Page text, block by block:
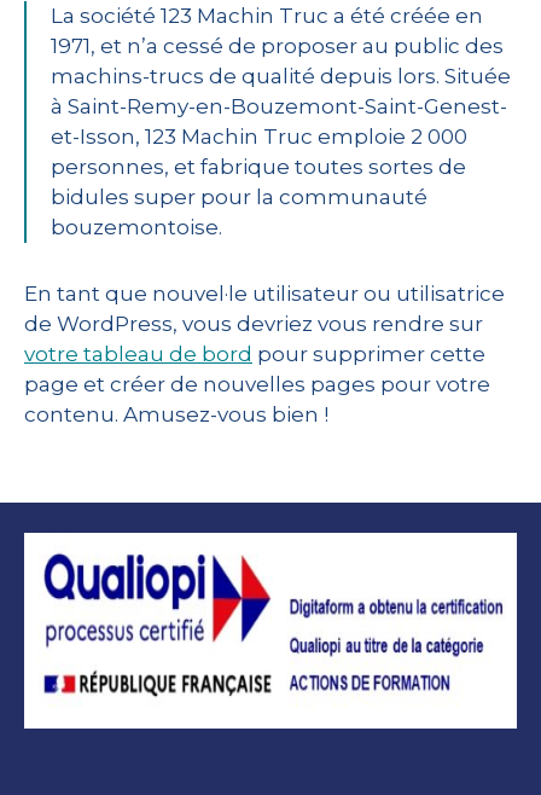
La société 123 Machin Truc a été créée en
1971, et n’a cessé de proposer au public des
machins-trucs de qualité depuis lors. Située
à Saint-Remy-en-Bouzemont-Saint-Genest-
et-Isson, 123 Machin Truc emploie 2 000
personnes, et fabrique toutes sortes de
bidules super pour la communauté
bouzemontoise.
En tant que nouvel·le utilisateur ou utilisatrice
de WordPress, vous devriez vous rendre sur
votre tableau de bord pour supprimer cette
page et créer de nouvelles pages pour votre
contenu. Amusez-vous bien !